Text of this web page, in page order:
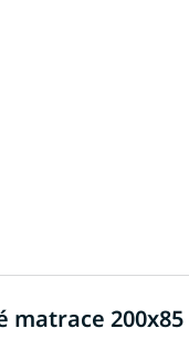
á
a 200x85